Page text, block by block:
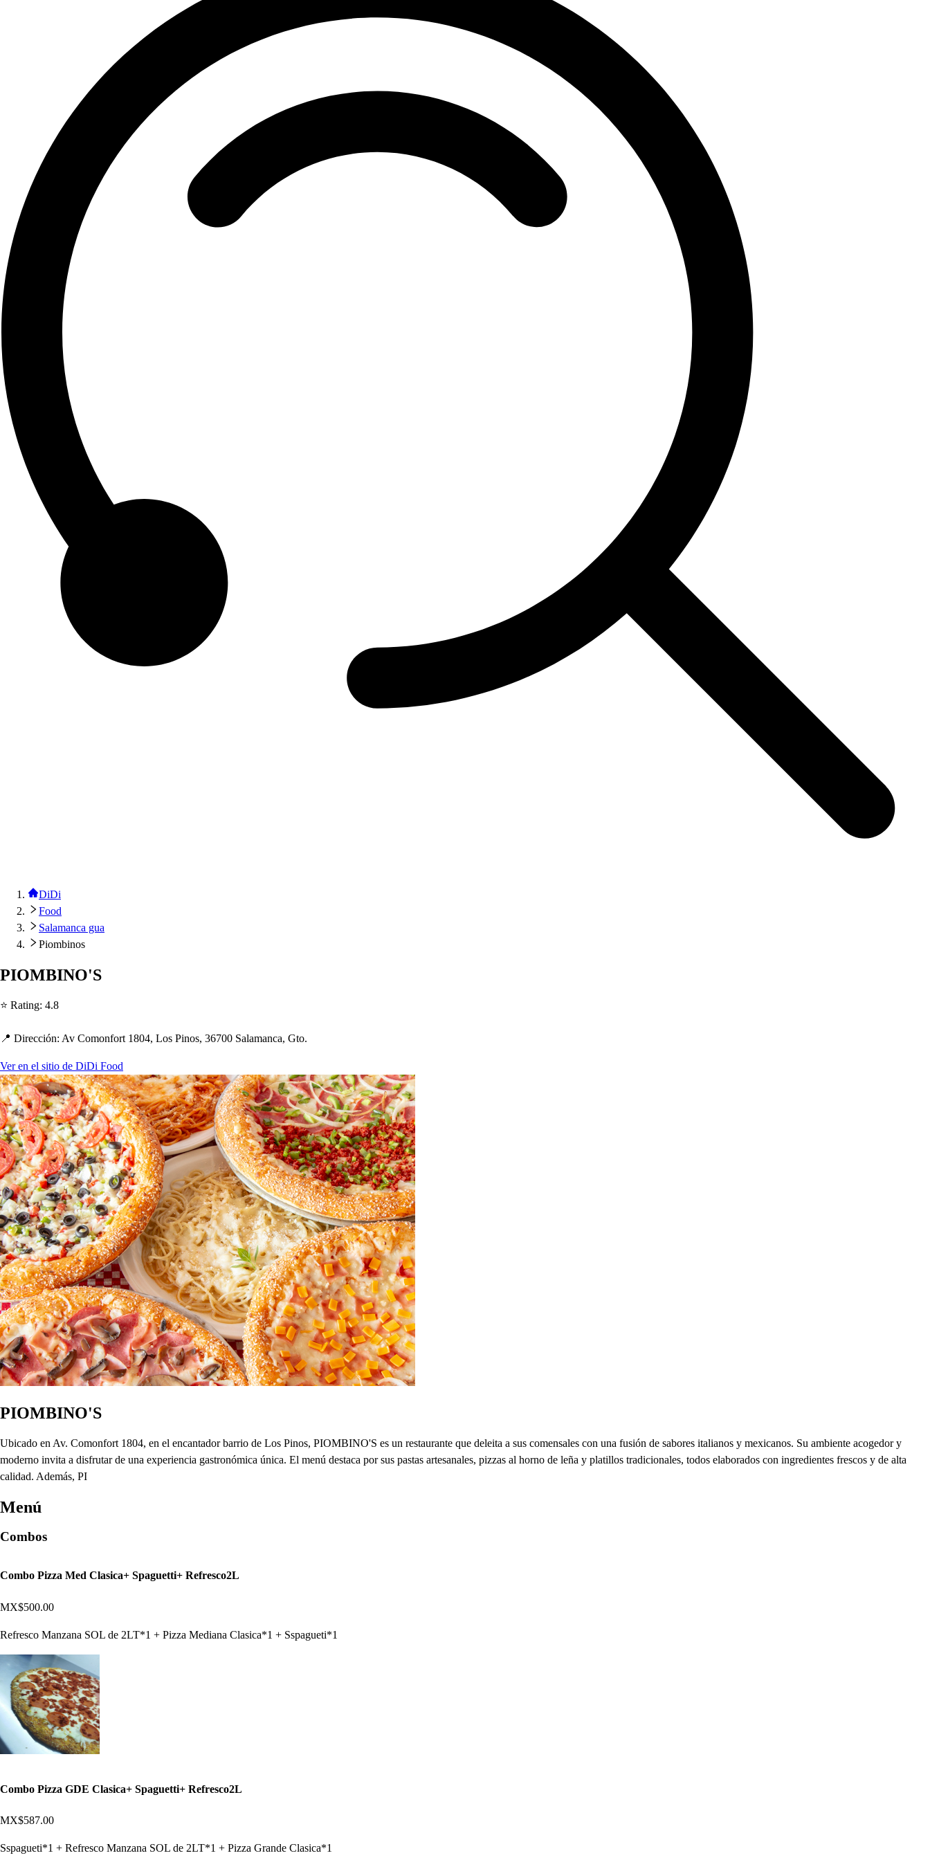
DiDi
Food
Salamanca gua
Piombinos
PIOMBINO'S
⭐ Rating: 4.8
📍 Dirección: Av Comonfort 1804, Los Pinos, 36700 Salamanca, Gto.
Ver en el sitio de DiDi Food
PIOMBINO'S
Ubicado en Av. Comonfort 1804, en el encantador barrio de Los Pinos, PIOMBINO'S es un restaurante que deleita a sus comensales con una fusión de sabores italianos y mexicanos. Su ambiente acogedor y
moderno invita a disfrutar de una experiencia gastronómica única. El menú destaca por sus pastas artesanales, pizzas al horno de leña y platillos tradicionales, todos elaborados con ingredientes frescos y de alta
calidad. Además, PI
Menú
Combos
Combo Pizza Med Clasica+ Spaguetti+ Refresco2L
MX$500.00
Refresco Manzana SOL de 2LT*1 + Pizza Mediana Clasica*1 + Sspagueti*1
Combo Pizza GDE Clasica+ Spaguetti+ Refresco2L
MX$587.00
Sspagueti*1 + Refresco Manzana SOL de 2LT*1 + Pizza Grande Clasica*1